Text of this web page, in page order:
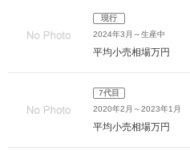
現行
2024年3月～生産中
平均小売相場万円
7代目
2020年2月～2023年1月
平均小売相場万円